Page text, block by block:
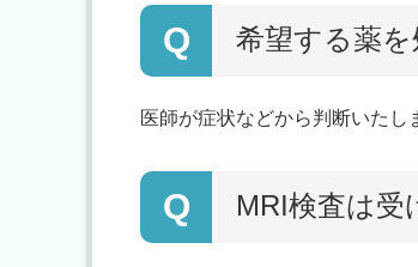
Q 希望する薬
医師が症状などから判断いたし
Q MRI検査は受